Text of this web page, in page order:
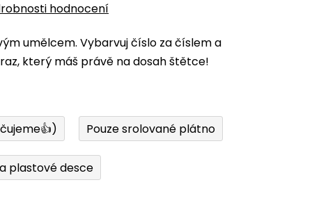
hodnocení
umělcem. Vybarvuj číslo za číslem a
který máš právě na dosah štětce!
Pouze srolované plátno
plastové desce